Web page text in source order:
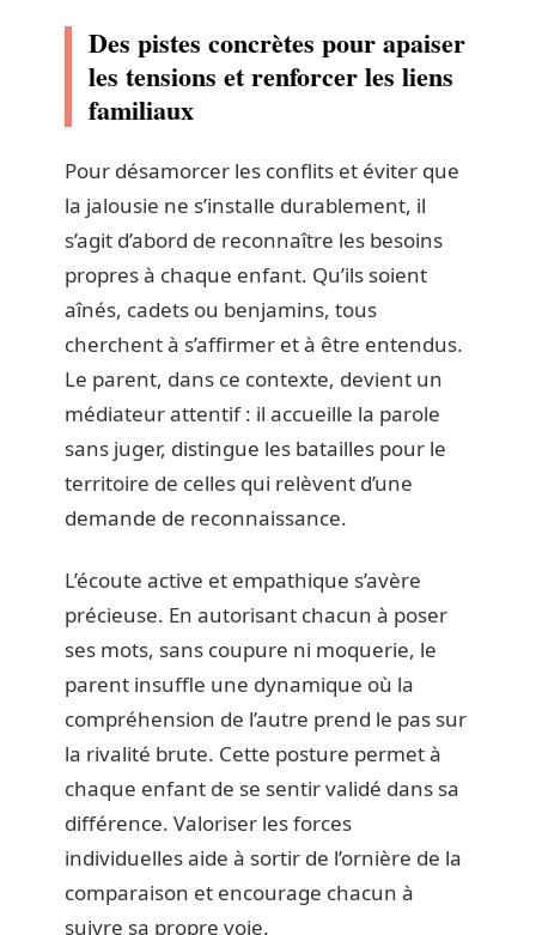
Des pistes concrètes pour apaiser
les tensions et renforcer les liens
familiaux
Pour désamorcer les conflits et éviter que
la jalousie ne s’installe durablement, il
s’agit d’abord de reconnaître les besoins
propres à chaque enfant. Qu’ils soient
aînés, cadets ou benjamins, tous
cherchent à s’affirmer et à être entendus.
Le parent, dans ce contexte, devient un
médiateur attentif : il accueille la parole
sans juger, distingue les batailles pour le
territoire de celles qui relèvent d’une
demande de reconnaissance.
L’écoute active et empathique s’avère
précieuse. En autorisant chacun à poser
ses mots, sans coupure ni moquerie, le
parent insuffle une dynamique où la
compréhension de l’autre prend le pas sur
la rivalité brute. Cette posture permet à
chaque enfant de se sentir validé dans sa
différence. Valoriser les forces
individuelles aide à sortir de l’ornière de la
comparaison et encourage chacun à
suivre sa propre voie.